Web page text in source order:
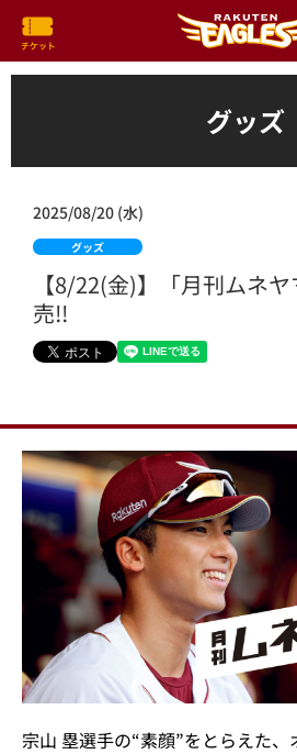
グッズ
2025/08/20 (水)
グッズ
【8/22(金)】「月刊ムネ
売!!
宗山 塁選手の“素顔”をとらえた